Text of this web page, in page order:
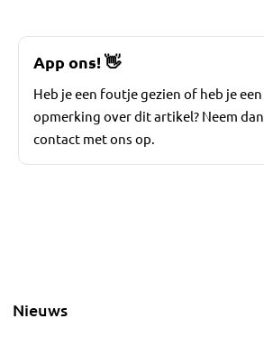
App ons!👋
Heb je een foutje gezien of heb je een
opmerking over dit artikel? Neem dan
contact met ons op.
Nieuws